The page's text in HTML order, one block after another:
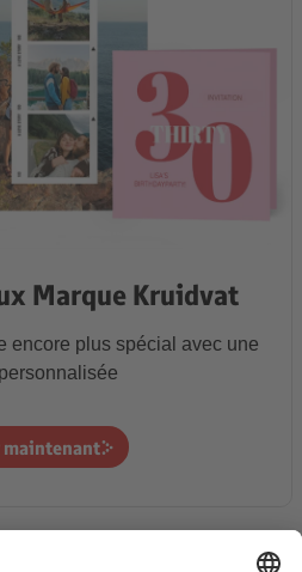
Marque Kruidvat
encore plus spécial avec une
maintenant
de traitement et d'envoi et TVA incluse.